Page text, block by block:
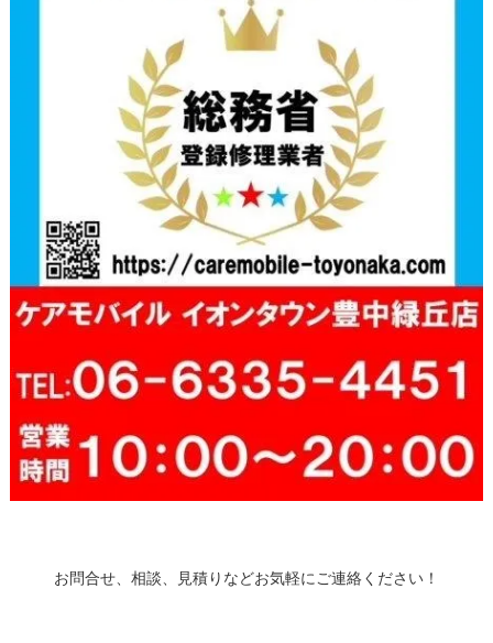
お問合せ、相談、見積りなどお気軽にご連絡ください！